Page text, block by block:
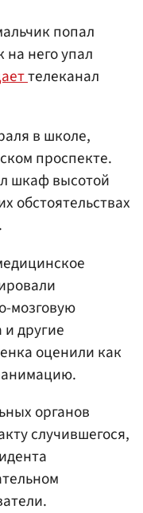
попал
него упал
телеканал
в школе,
проспекте.
шкаф высотой
обстоятельствах
мозговую
и другие
оценили как
органов
случившегося,